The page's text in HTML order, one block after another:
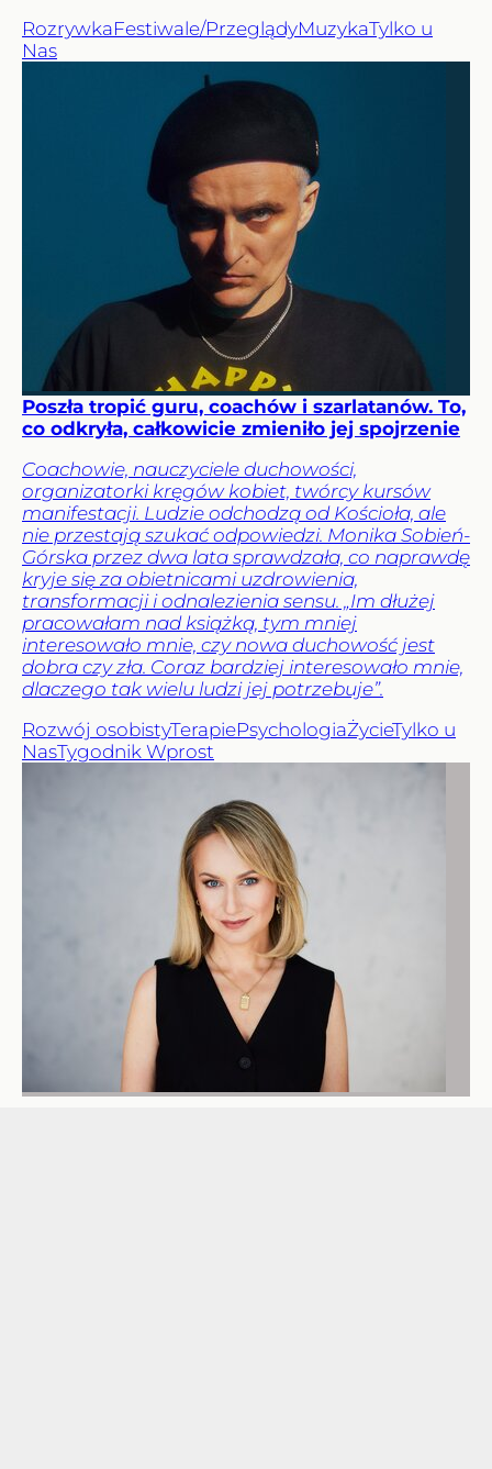
RozrywkaFestiwale/PrzeglądyMuzykaTylko u
Nas
Poszła tropić guru, coachów i szarlatanów. To,
co odkryła, całkowicie zmieniło jej spojrzenie
Coachowie, nauczyciele duchowości,
organizatorki kręgów kobiet, twórcy kursów
manifestacji. Ludzie odchodzą od Kościoła, ale
nie przestają szukać odpowiedzi. Monika Sobień-
Górska przez dwa lata sprawdzała, co naprawdę
kryje się za obietnicami uzdrowienia,
transformacji i odnalezienia sensu. „Im dłużej
pracowałam nad książką, tym mniej
interesowało mnie, czy nowa duchowość jest
dobra czy zła. Coraz bardziej interesowało mnie,
dlaczego tak wielu ludzi jej potrzebuje”.
Rozwój osobistyTerapiePsychologiaŻycieTylko u
NasTygodnik Wprost